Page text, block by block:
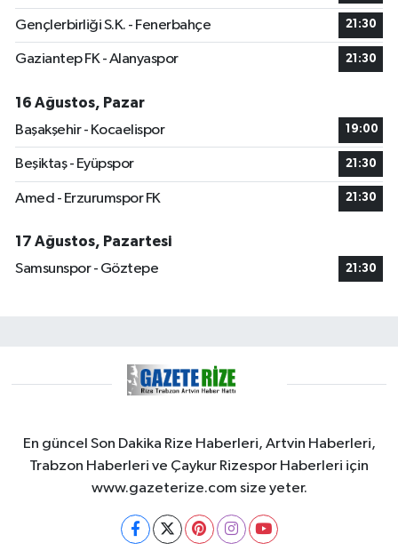
Gençlerbirliği S.K. - Fenerbahçe 21:30
Gaziantep FK - Alanyaspor 21:30
16 Ağustos, Pazar
Başakşehir - Kocaelispor
19:00
Beşiktaş - Eyüpspor 21:30
Amed - Erzurumspor FK 21:30
17 Ağustos, Pazartesi
Samsunspor - Göztepe
21:30
En güncel Son Dakika Rize Haberleri, Artvin Haberleri,
Trabzon Haberleri ve Çaykur Rizespor Haberleri için
www.gazeterize.com size yeter.